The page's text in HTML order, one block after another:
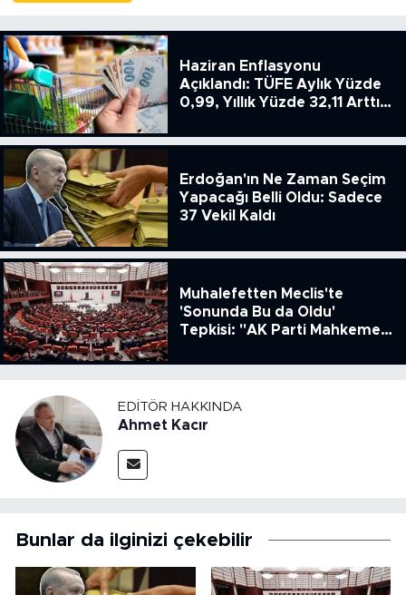
Haziran Enflasyonu
Açıklandı: TÜFE Aylık Yüzde
0,99, Yıllık Yüzde 32,11 Arttı,
51.49
Erdoğan'ın Ne Zaman Seçim
Yapacağı Belli Oldu: Sadece
37 Vekil Kaldı
Muhalefetten Meclis'te
'Sonunda Bu da Oldu'
Tepkisi: "AK Parti Mahkeme
Kanun Çıkardı"
EDITÖR HAKKINDA
Ahmet Kacır
Bunlar da ilginizi çekebilir